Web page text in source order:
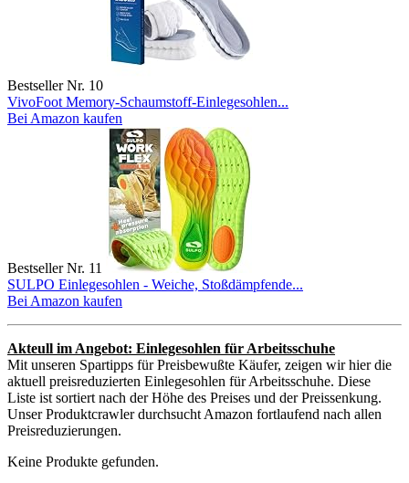
Bestseller Nr. 10
VivoFoot Memory-Schaumstoff-Einlegesohlen...
Bei Amazon kaufen
Bestseller Nr. 11
SULPO Einlegesohlen - Weiche, Stoßdämpfende...
Bei Amazon kaufen
Akteull im Angebot: Einlegesohlen für Arbeitsschuhe
Mit unseren Spartipps für Preisbewußte Käufer, zeigen wir hier die
aktuell preisreduzierten Einlegesohlen für Arbeitsschuhe. Diese
Liste ist sortiert nach der Höhe des Preises und der Preissenkung.
Unser Produktcrawler durchsucht Amazon fortlaufend nach allen
Preisreduzierungen.
Keine Produkte gefunden.